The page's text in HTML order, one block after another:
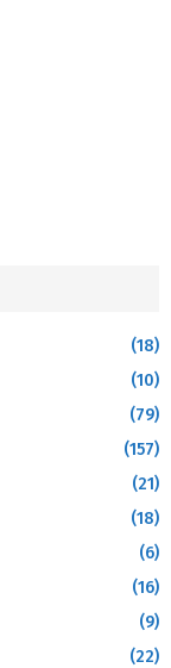
(18)
(10)
(79)
(157)
(21)
(18)
(6)
(16)
(9)
(22)